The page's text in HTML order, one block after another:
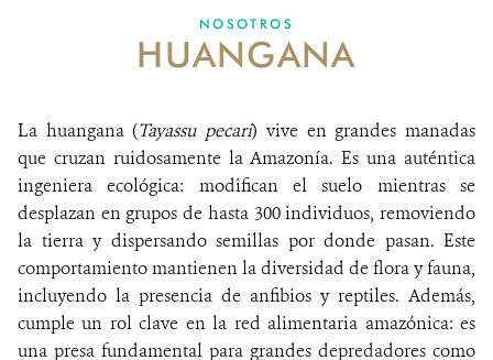
MECANISMO DE ATENCIÓN DE QUEJAS Y RECLAMOS
NOSOTROS
HUANGANA
La huangana (Tayassu pecari) vive en grandes manadas
que cruzan ruidosamente la Amazonía. Es una auténtica
ingeniera ecológica: modifican el suelo mientras se
desplazan en grupos de hasta 300 individuos, removiendo
la tierra y dispersando semillas por donde pasan. Este
comportamiento mantienen la diversidad de flora y fauna,
incluyendo la presencia de anfibios y reptiles. Además,
cumple un rol clave en la red alimentaria amazónica: es
una presa fundamental para grandes depredadores como